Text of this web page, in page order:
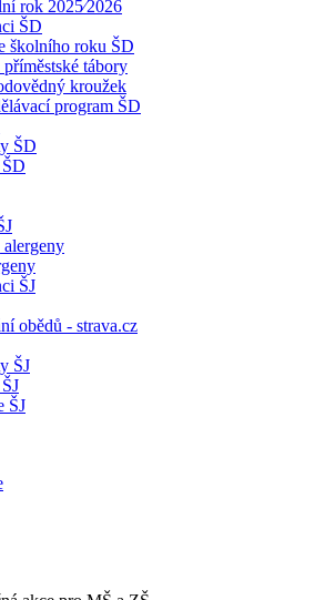
rok 2025⁄2026
ŠD
školního roku ŠD
tábory
kroužek
program ŠD
ŠD
ŠJ
obědů - strava.cz
ŠJ
ŠJ